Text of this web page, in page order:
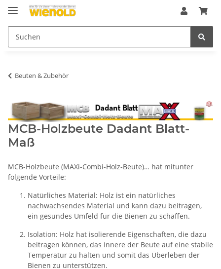
Beuten & Zubehör
MCB-Holzbeute Dadant Blatt-
Maß
MCB-Holzbeute (MAXi-Combi-Holz-Beute)… hat mitunter
folgende Vorteile:
Natürliches Material: Holz ist ein natürliches
nachwachsendes Material und kann dazu beitragen,
ein gesundes Umfeld für die Bienen zu schaffen.
Isolation: Holz hat isolierende Eigenschaften, die dazu
beitragen können, das Innere der Beute auf eine stabile
Temperatur zu halten und somit das Überleben der
Bienen zu unterstützen.